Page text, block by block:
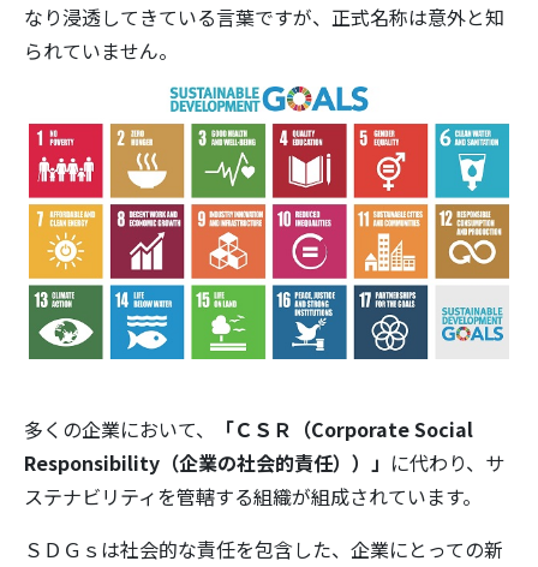
なり浸透してきている言葉ですが、正式名称は意外と知
られていません。
多くの企業において、
「ＣＳＲ（Corporate Social
Responsibility（企業の社会的責任））」 に代わり、サ
ステナビリティを管轄する組織が組成されています。
ＳＤＧｓは社会的な責任を包含した、企業にとっての新